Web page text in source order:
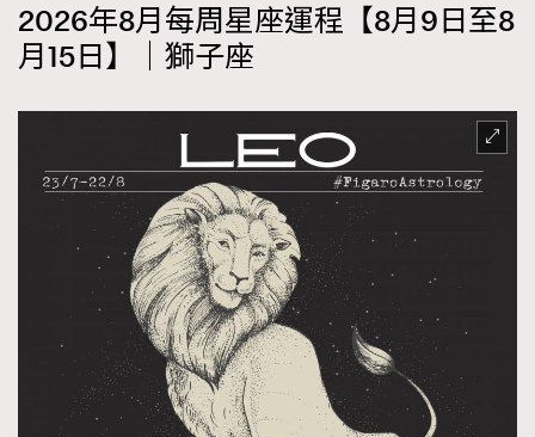
2026年8月每周星座運程【8月9日至8
月15日】｜獅子座